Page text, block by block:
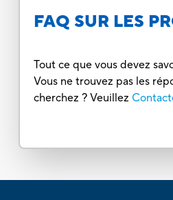
FAQ SUR LES
Tout ce que vous devez
Vous ne trouvez pas les
cherchez ? Veuillez